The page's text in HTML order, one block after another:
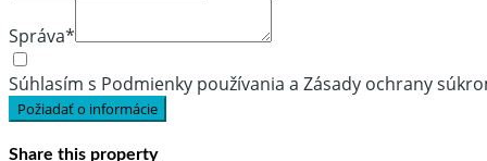
Správa*
Súhlasím s Podmienky používania a Zásady ochrany
Požiadať o informácie
Share this property